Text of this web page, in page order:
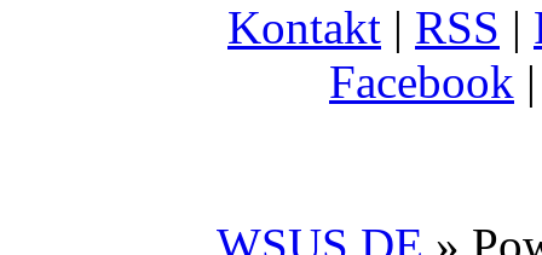
Kontakt | RSS |
Facebook